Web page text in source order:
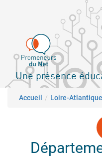
principal
Une présence
Fil d'Ariane
Accueil Loire-Atlantique